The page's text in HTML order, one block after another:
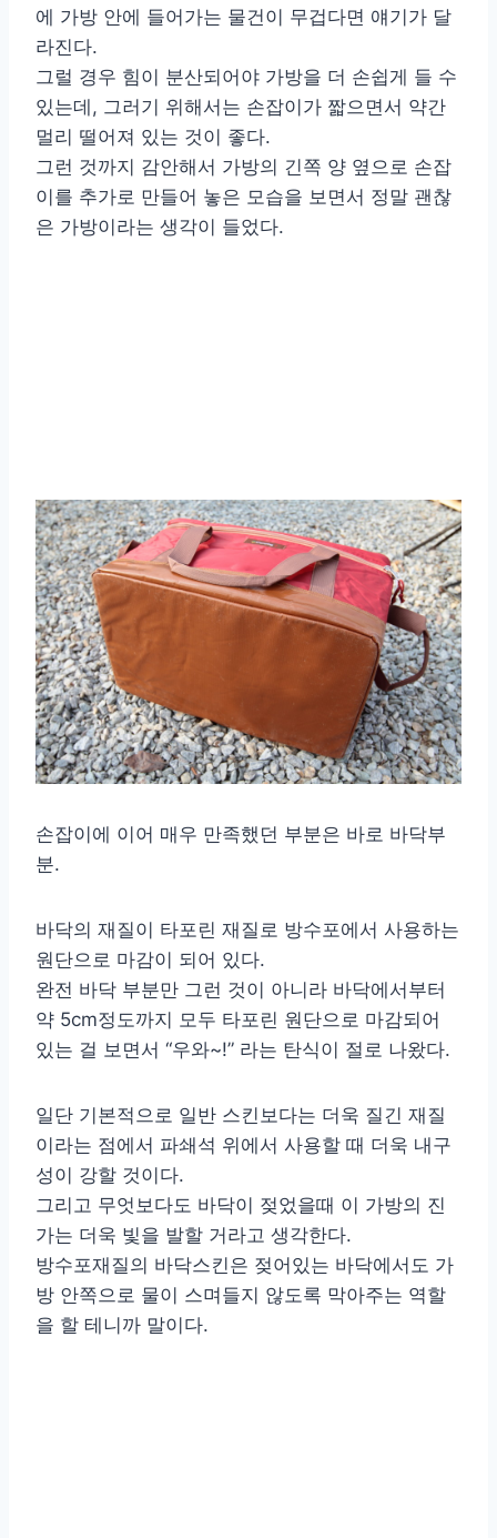
에 가방 안에 들어가는 물건이 무겁다면 얘기가 달
라진다.
그럴 경우 힘이 분산되어야 가방을 더 손쉽게 들 수
있는데, 그러기 위해서는 손잡이가 짧으면서 약간
멀리 떨어져 있는 것이 좋다.
그런 것까지 감안해서 가방의 긴쪽 양 옆으로 손잡
이를 추가로 만들어 놓은 모습을 보면서 정말 괜찮
은 가방이라는 생각이 들었다.
손잡이에 이어 매우 만족했던 부분은 바로 바닥부
분.
바닥의 재질이 타포린 재질로 방수포에서 사용하는
원단으로 마감이 되어 있다.
완전 바닥 부분만 그런 것이 아니라 바닥에서부터
약 5cm정도까지 모두 타포린 원단으로 마감되어
있는 걸 보면서 “우와~!” 라는 탄식이 절로 나왔다.
일단 기본적으로 일반 스킨보다는 더욱 질긴 재질
이라는 점에서 파쇄석 위에서 사용할 때 더욱 내구
성이 강할 것이다.
그리고 무엇보다도 바닥이 젖었을때 이 가방의 진
가는 더욱 빛을 발할 거라고 생각한다.
방수포재질의 바닥스킨은 젖어있는 바닥에서도 가
방 안쪽으로 물이 스며들지 않도록 막아주는 역할
을 할 테니까 말이다.